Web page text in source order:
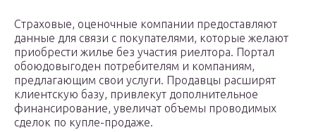
Страховые, оценочные компании предоставляют
данные для связи с покупателями, которые желают
приобрести жилье без участия риелтора. Портал
обоюдовыгоден потребителям и компаниям,
предлагающим свои услуги. Продавцы расширят
клиентскую базу, привлекут дополнительное
финансирование, увеличат объемы проводимых
сделок по купле-продаже.